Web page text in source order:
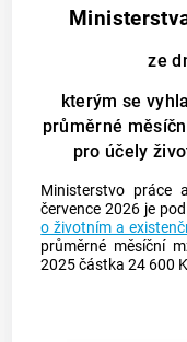
ze
kterým se
průměrné
pro účely
Ministerstvo práce
července 2026 je
o životním a
průměrné měsíční
2025 částka 24 600